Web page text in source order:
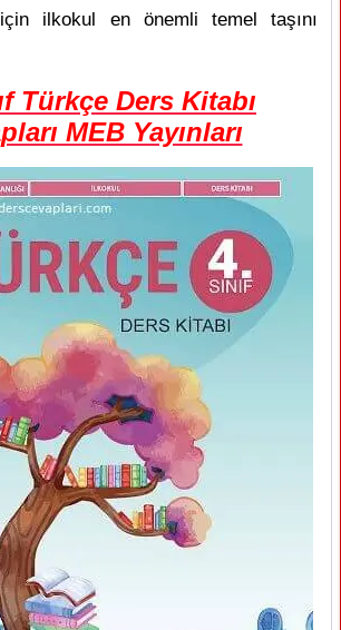
ilkokul en önemli temel taşını
Türkçe Ders Kitabı
MEB Yayınları